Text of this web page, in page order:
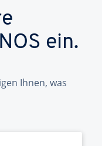
ein.
Ihnen, was